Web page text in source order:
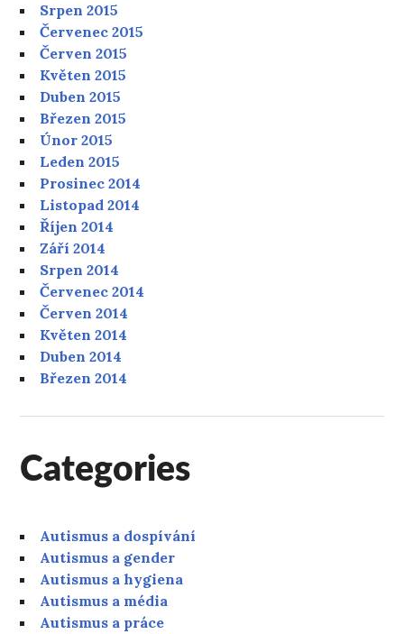
Srpen 2015
Červenec 2015
Červen 2015
Květen 2015
Duben 2015
Březen 2015
Únor 2015
Leden 2015
Prosinec 2014
Listopad 2014
Říjen 2014
Září 2014
Srpen 2014
Červenec 2014
Červen 2014
Květen 2014
Duben 2014
Březen 2014
Categories
Autismus a dospívání
Autismus a gender
Autismus a hygiena
Autismus a média
Autismus a práce